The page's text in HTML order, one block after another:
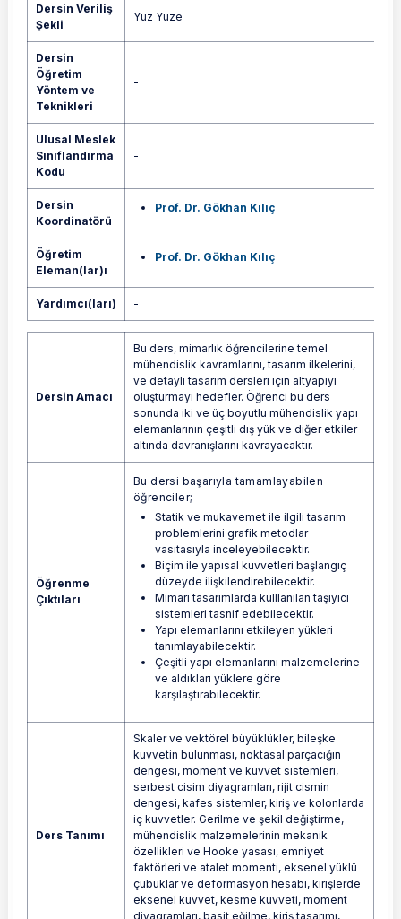
Dersin Veriliş
Şekli
Yüz Yüze
Dersin
Öğretim
Yöntem ve
Teknikleri
-
Ulusal Meslek
Sınıflandırma
Kodu
-
Dersin
Koordinatörü
Prof. Dr. Gökhan Kılıç
Öğretim
Eleman(lar)ı
Prof. Dr. Gökhan Kılıç
Yardımcı(ları) -
Dersin Amacı
Bu ders, mimarlık öğrencilerine temel
mühendislik kavramlarını, tasarım ilkelerini,
ve detaylı tasarım dersleri için altyapıyı
oluşturmayı hedefler. Öğrenci bu ders
sonunda iki ve üç boyutlu mühendislik yapı
elemanlarının çeşitli dış yük ve diğer etkiler
altında davranışlarını kavrayacaktır.
Öğrenme
Çıktıları
Bu dersi başarıyla tamamlayabilen
öğrenciler;
Statik ve mukavemet ile ilgili tasarım
problemlerini grafik metodlar
vasıtasıyla inceleyebilecektir.
Biçim ile yapısal kuvvetleri başlangıç
düzeyde ilişkilendirebilecektir.
Mimari tasarımlarda kulllanılan taşıyıcı
sistemleri tasnif edebilecektir.
Yapı elemanlarını etkileyen yükleri
tanımlayabilecektir.
Çeşitli yapı elemanlarını malzemelerine
ve aldıkları yüklere göre
karşılaştırabilecektir.
Ders Tanımı
Skaler ve vektörel büyüklükler, bileşke
kuvvetin bulunması, noktasal parçacığın
dengesi, moment ve kuvvet sistemleri,
serbest cisim diyagramları, rijit cismin
dengesi, kafes sistemler, kiriş ve kolonlarda
iç kuvvetler. Gerilme ve şekil değiştirme,
mühendislik malzemelerinin mekanik
özellikleri ve Hooke yasası, emniyet
faktörleri ve atalet momenti, eksenel yüklü
çubuklar ve deformasyon hesabı, kirişlerde
eksenel kuvvet, kesme kuvveti, moment
diyagramları, basit eğilme, kiriş tasarımı,